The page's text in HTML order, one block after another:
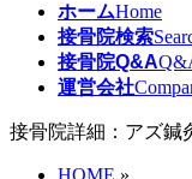
ホームHome
接骨院検索
接骨院Q&A
運営会社
接骨院詳細：アズ鍼